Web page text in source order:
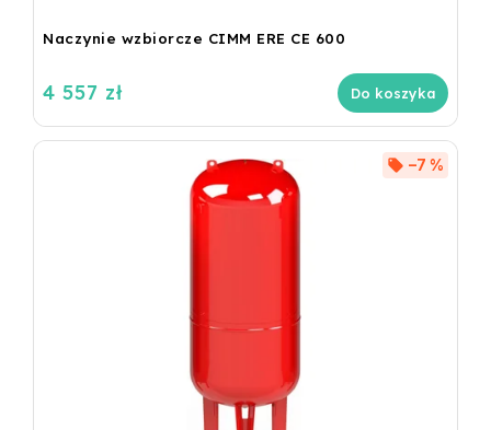
Naczynie wzbiorcze CIMM ERE CE 600
4 557 zł Do koszyka
–7 %